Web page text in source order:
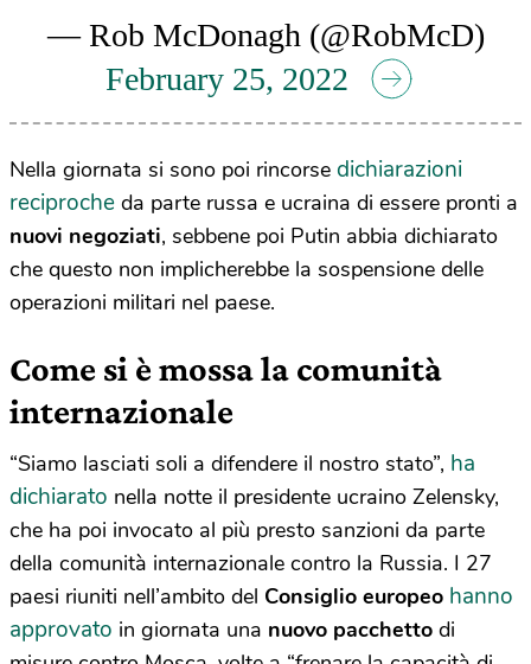
— Rob McDonagh (@RobMcD)
February 25, 2022
Nella giornata si sono poi rincorse dichiarazioni
reciproche da parte russa e ucraina di essere pronti a
nuovi negoziati, sebbene poi Putin abbia dichiarato
che questo non implicherebbe la sospensione delle
operazioni militari nel paese.
Come si è mossa la comunità
internazionale
“Siamo lasciati soli a difendere il nostro stato”, ha
dichiarato nella notte il presidente ucraino Zelensky,
che ha poi invocato al più presto sanzioni da parte
della comunità internazionale contro la Russia. I 27
paesi riuniti nell’ambito del Consiglio europeo hanno
approvato in giornata una nuovo pacchetto di